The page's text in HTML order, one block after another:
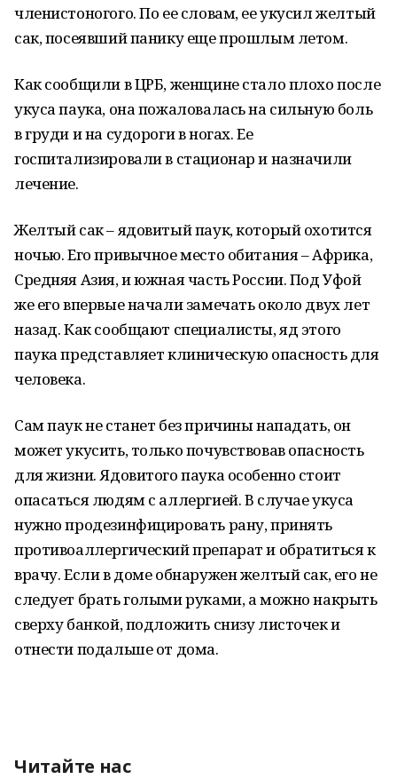
членистоногого. По ее словам, ее укусил желтый
сак, посеявший панику еще прошлым летом.
Как сообщили в ЦРБ, женщине стало плохо после
укуса паука, она пожаловалась на сильную боль
в груди и на судороги в ногах. Ее
госпитализировали в стационар и назначили
лечение.
Желтый сак – ядовитый паук, который охотится
ночью. Его привычное место обитания – Африка,
Средняя Азия, и южная часть России. Под Уфой
же его впервые начали замечать около двух лет
назад. Как сообщают специалисты, яд этого
паука представляет клиническую опасность для
человека.
Сам паук не станет без причины нападать, он
может укусить, только почувствовав опасность
для жизни. Ядовитого паука особенно стоит
опасаться людям с аллергией. В случае укуса
нужно продезинфицировать рану, принять
противоаллергический препарат и обратиться к
врачу. Если в доме обнаружен желтый сак, его не
следует брать голыми руками, а можно накрыть
сверху банкой, подложить снизу листочек и
отнести подальше от дома.
Читайте нас